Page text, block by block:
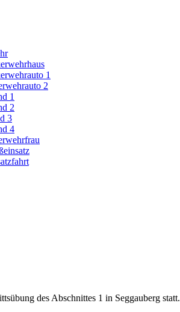
1
2
1
2
3
4
des Abschnittes 1 in Seggauberg statt.